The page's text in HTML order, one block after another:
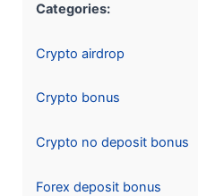
Categories:
Crypto airdrop
Crypto bonus
Crypto no deposit bonus
Forex deposit bonus